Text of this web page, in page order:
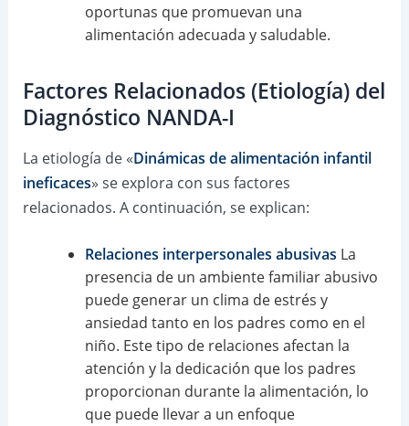
oportunas que promuevan una
alimentación adecuada y saludable.
Factores Relacionados (Etiología) del
Diagnóstico NANDA-I
La etiología de «Dinámicas de alimentación infantil
ineficaces» se explora con sus factores
relacionados. A continuación, se explican:
Relaciones interpersonales abusivas La
presencia de un ambiente familiar abusivo
puede generar un clima de estrés y
ansiedad tanto en los padres como en el
niño. Este tipo de relaciones afectan la
atención y la dedicación que los padres
proporcionan durante la alimentación, lo
que puede llevar a un enfoque